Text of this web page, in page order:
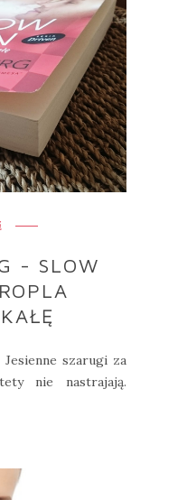
- SLOW
szarugi za
nie nastrajają.